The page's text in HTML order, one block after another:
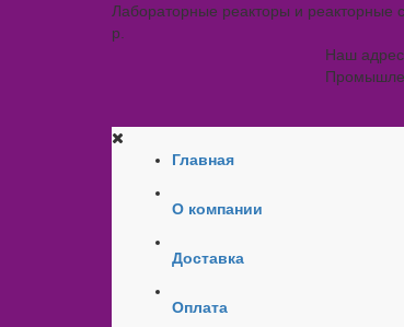
Лабораторные реакторы и реакторные
р.
Наш
Главная
О компании
Доставка
Оплата